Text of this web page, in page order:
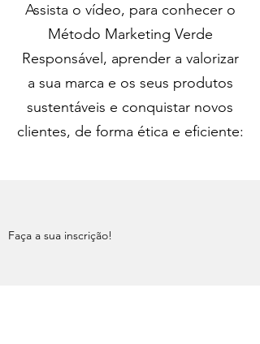
Assista o vídeo, para conhecer o
Método Marketing Verde
Responsável, aprender a valorizar
a sua marca e os seus produtos
sustentáveis e conquistar novos
clientes, de forma ética e eficiente:
Faça a sua inscrição!